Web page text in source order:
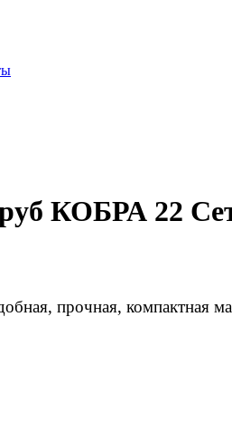
КОБРА 22
прочная, компактная